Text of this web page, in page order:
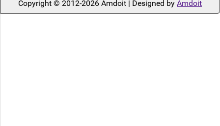
Copyright © 2012-2026 Amdoit | Designed by Amdoit